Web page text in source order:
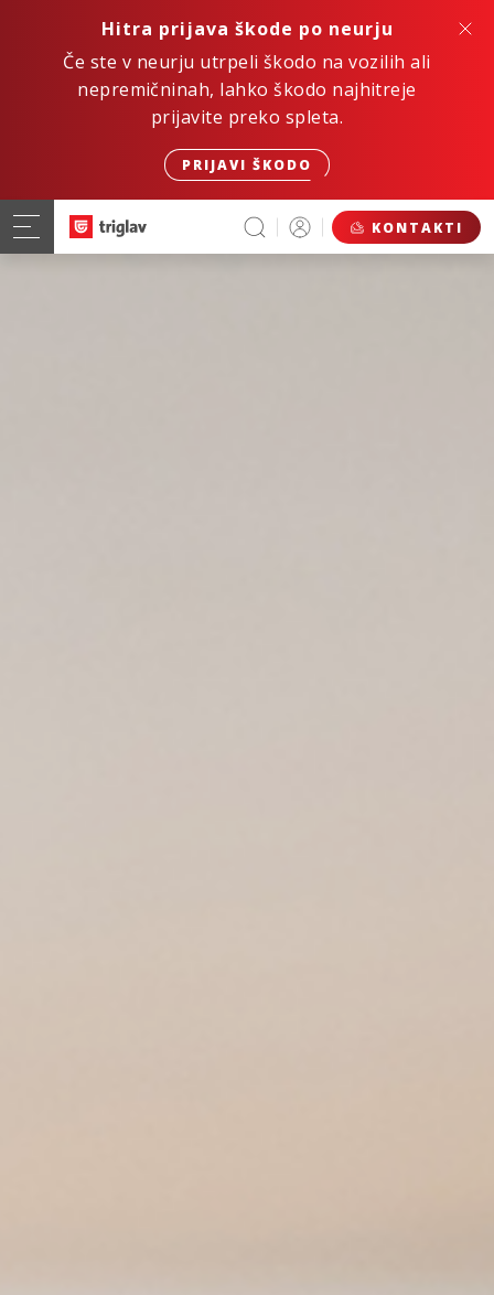
Hitra prijava škode po neurju
Če ste v neurju utrpeli škodo na vozilih ali
nepremičninah, lahko škodo najhitreje
prijavite preko spleta.
PRIJAVI ŠKODO
KONTAKTI